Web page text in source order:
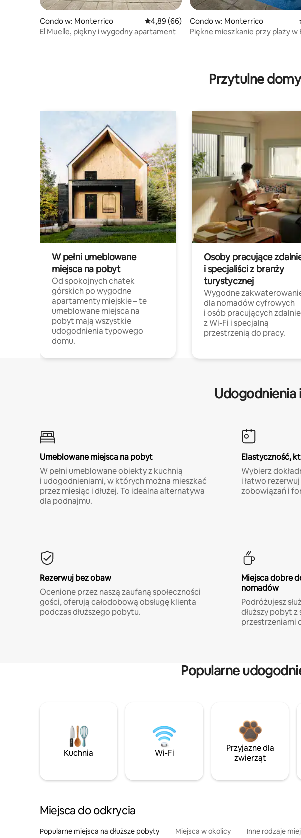
Condo w: Monterrico Średnia ocena: 4,89 na 5, liczba recenzji: 66
4,89 (66)
El Muelle, piękny i wygodny apartament
Condo w: Monterrico
Piękne mieszkanie przy plaży w
Przytulne
W pełni umeblowane
miejsca na pobyt
Od spokojnych chatek
górskich po wygodne
apartamenty miejskie – te
umeblowane miejsca na
pobyt mają wszystkie
udogodnienia typowego
domu.
Osoby pracujące
i specjaliści z branży
turystycznej
Wygodne
dla nomadów cyfrowych
i osób pracujących zdalnie
z Wi-Fi i specjalną
przestrzenią do pracy.
Udogodnienia
Umeblowane miejsca na pobyt
W pełni umeblowane obiekty z kuchnią
i udogodnieniami, w których można mieszkać
przez miesiąc i dłużej. To idealna alternatywa
dla podnajmu.
Elastyczność,
Wybierz
i łatwo
zobowiązań i
Rezerwuj bez obaw
Ocenione przez naszą zaufaną społeczności
gości, oferują całodobową obsługę klienta
podczas dłuższego pobytu.
Miejsca dobre
nomadów
Podróżujesz
dłuższy pobyt
przestrzeniami
Popularne
Kuchnia Wi-Fi
Przyjazne dla
zwierząt
Miejsca do odkrycia
Popularne miejsca na dłuższe pobyty Miejsca w okolicy Inne rodzaje